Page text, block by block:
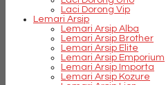
Laci Dorong Vip
Lemari Arsip
Lemari Arsip Alba
Lemari Arsip Brother
Lemari Arsip Elite
Lemari Arsip Emporium
Lemari Arsip Importa
Lemari Arsip Kozure